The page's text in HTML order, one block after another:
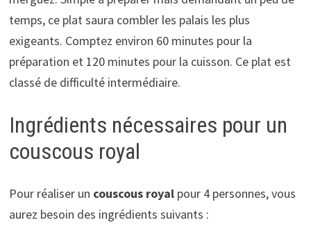
temps, ce plat saura combler les palais les plus
exigeants. Comptez environ 60 minutes pour la
préparation et 120 minutes pour la cuisson. Ce plat est
classé de difficulté intermédiaire.
Ingrédients nécessaires pour un
couscous royal
Pour réaliser un couscous royalpour 4 personnes, vous
aurez besoin des ingrédients suivants :